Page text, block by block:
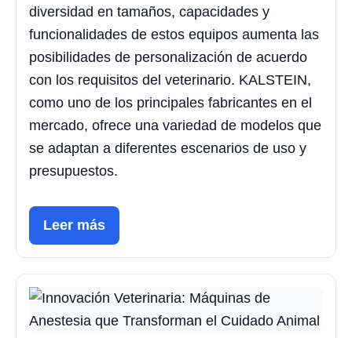
diversidad en tamaños, capacidades y
funcionalidades de estos equipos aumenta las
posibilidades de personalización de acuerdo
con los requisitos del veterinario. KALSTEIN,
como uno de los principales fabricantes en el
mercado, ofrece una variedad de modelos que
se adaptan a diferentes escenarios de uso y
presupuestos.
Leer más